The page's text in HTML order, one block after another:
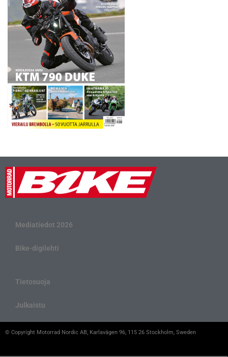
Mediatiedot 2026
Bike-digilehti
Tietosuoja
Julkaistu
© Copyright Motorrad Nordic AB, Karlavägen 96, 115 26 Stockholm, Sweden